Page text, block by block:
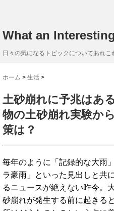
What an
日々の気になるトピックについてあれ
ホーム > 生活 >
土砂崩れに予兆はあ
物の土砂崩れ実験か
策は？
毎年のように「記録的な大雨
ラ豪雨」といった見出しと共
るニュースが絶えない昨今。
砂崩れが発生する前に起きる